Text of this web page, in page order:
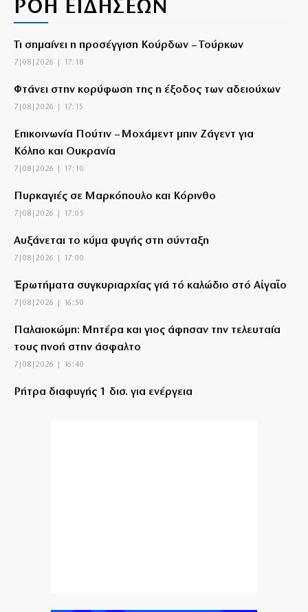
ΡΟΗ ΕΙΔΗΣΕΩΝ
Τι σημαίνει η προσέγγιση Κούρδων – Τούρκων
7|08|2026 | 17:18
Φτάνει στην κορύφωση της η έξοδος των αδειούχων
7|08|2026 | 17:15
Επικοινωνία Πούτιν – Μοχάμεντ μπιν Ζάγεντ για
Κόλπο και Ουκρανία
7|08|2026 | 17:10
Πυρκαγιές σε Μαρκόπουλο και Κόρινθο
7|08|2026 | 17:05
Αυξάνεται το κύμα φυγής στη σύνταξη
7|08|2026 | 17:00
Ἐρωτήματα συγκυριαρχίας γιά τό καλώδιο στό Αἰγαῖο
7|08|2026 | 16:50
Παλαιοκώμη: Μητέρα και γιος άφησαν την τελευταία
τους πνοή στην άσφαλτο
7|08|2026 | 16:40
Ρήτρα διαφυγής 1 δισ. για ενέργεια